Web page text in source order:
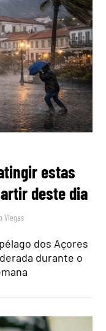
estas
deste dia
Viegas
dos Açores
durante o